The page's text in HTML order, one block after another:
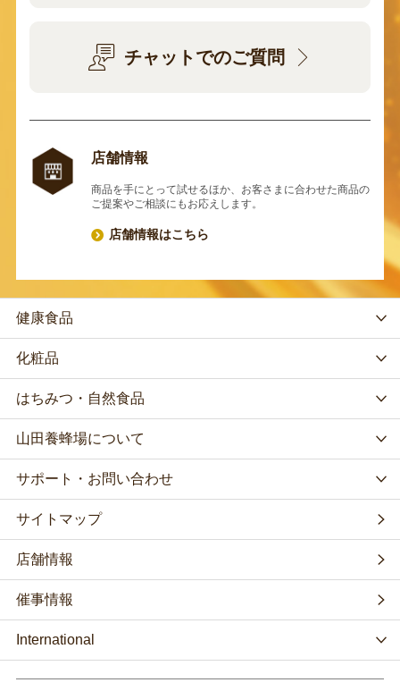
チャットでのご質問
店舗情報
商品を手にとって試せるほか、お客さまに合わせた商品の
ご提案やご相談にもお応えします。
店舗情報はこちら
健康食品
化粧品
はちみつ・自然食品
山田養蜂場について
サポート・お問い合わせ
サイトマップ
店舗情報
催事情報
International